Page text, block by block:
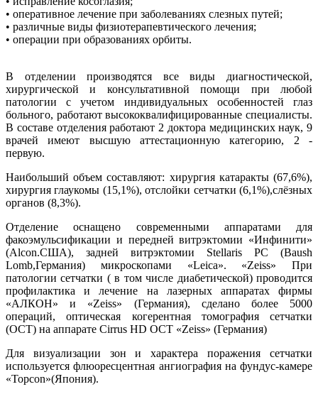
• оперативное лечение при заболеваниях слезных путей;
• различные виды физиотерапевтического лечения;
• операции при образованиях орбиты.
В отделении производятся все виды диагностической,
хирургической и консультативной помощи при любой
патологии с учетом индивидуальных особенностей глаз
больного, работают высококвалифицированные специалисты.
В составе отделения работают 2 доктора медицинских наук, 9
врачей имеют высшую аттестационную категорию, 2 -
первую.
Наибольший объем составляют: хирургия катаракты (67,6%),
хирургия глаукомы (15,1%), отслойки сетчатки (6,1%),слёзных
органов (8,3%).
Отделение оснащено современными аппаратами для
факоэмульсификации и передней витрэктомии «Инфинити»
(Alcon.США), задней витрэктомии Stellaris PC (Baush
Lomb,Германия) микроскопами «Leica». «Zeiss» При
патологии сетчатки ( в том числе диабетической) проводится
профилактика и лечение на лазерных аппаратах фирмы
«АЛКОН» и «Zeiss» (Германия), сделано более 5000
операций, оптическая когерентная томография сетчатки
(ОСТ) на аппарате Cirrus HD OCT «Zeiss» (Германия)
Для визуализации зон и характера поражения сетчатки
используется флюоресцентная ангиография на фундус-камере
«Topcon»(Япония).